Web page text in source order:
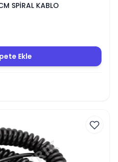
SPİRAL KABLO
Ekle